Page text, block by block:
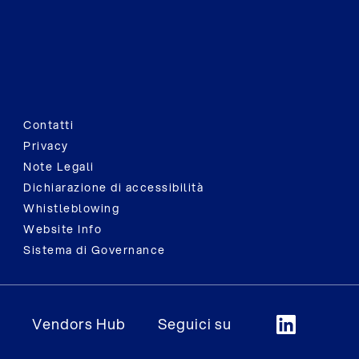
Contatti
Privacy
Note Legali
Dichiarazione di accessibilità
Whistleblowing
Website Info
Sistema di Governance
Vendors Hub Seguici su